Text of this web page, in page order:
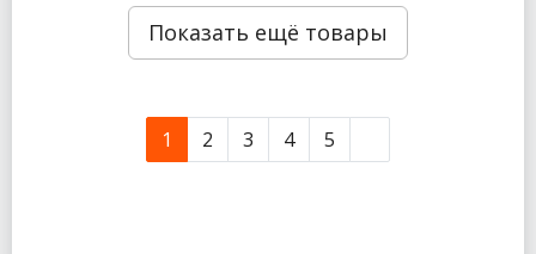
Показать ещё товары
1 2 3 4 5